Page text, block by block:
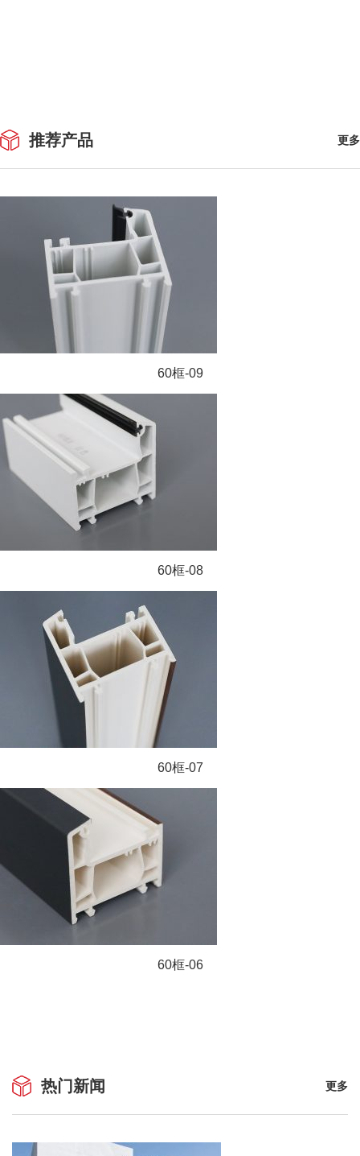
推荐产品 更多
60框-09
60框-08
60框-07
60框-06
热门新闻 更多